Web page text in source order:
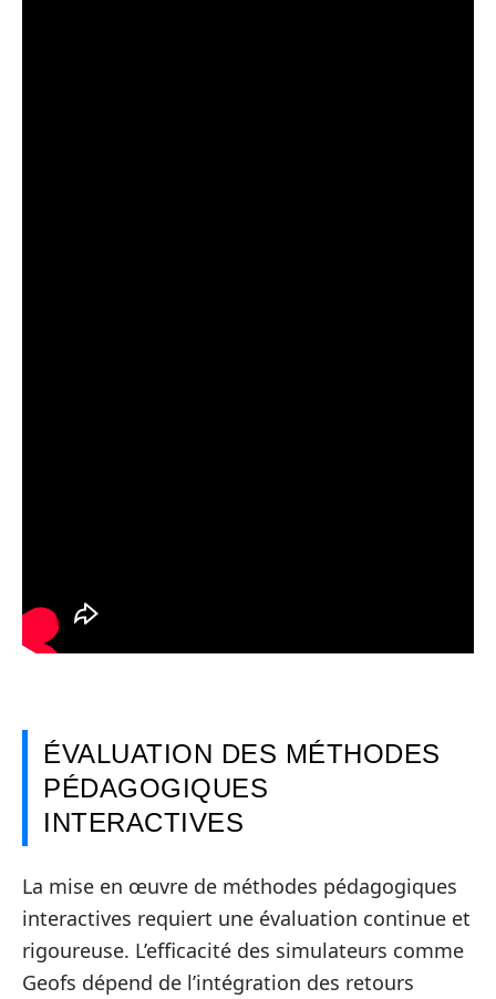
ÉVALUATION DES MÉTHODES
PÉDAGOGIQUES
INTERACTIVES
La mise en œuvre de méthodes pédagogiques
interactives requiert une évaluation continue et
rigoureuse. L’efficacité des simulateurs comme
Geofs dépend de l’intégration des retours